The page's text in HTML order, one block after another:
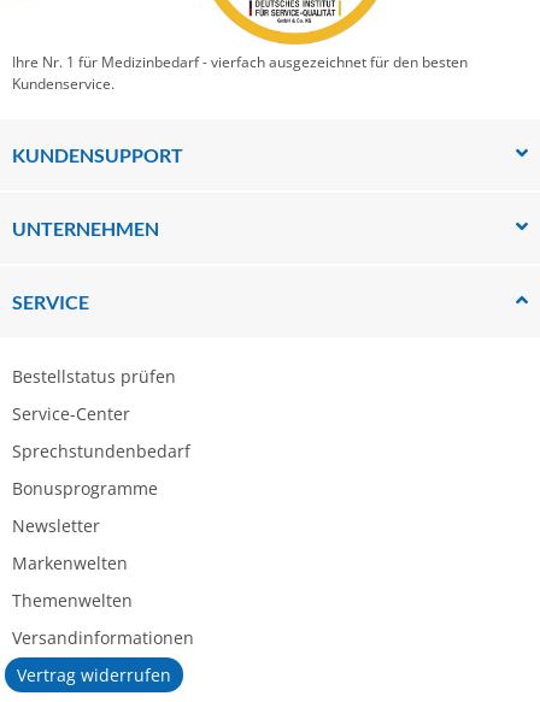
Ihre Nr. 1 für Medizinbedarf - vierfach ausgezeichnet für den besten
Kundenservice.
KUNDENSUPPORT
UNTERNEHMEN
SERVICE
Bestellstatus prüfen
Service-Center
Sprechstundenbedarf
Bonusprogramme
Newsletter
Markenwelten
Themenwelten
Versandinformationen
Vertrag widerrufen